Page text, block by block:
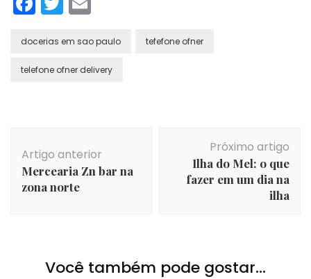
docerias em sao paulo tefefone ofner
telefone ofner delivery
de
post
Artigo anterior
Mercearia Zn bar na
zona norte
Próximo artigo
Ilha do Mel: o que
fazer em um dia na
ilha
Você também pode gostar...